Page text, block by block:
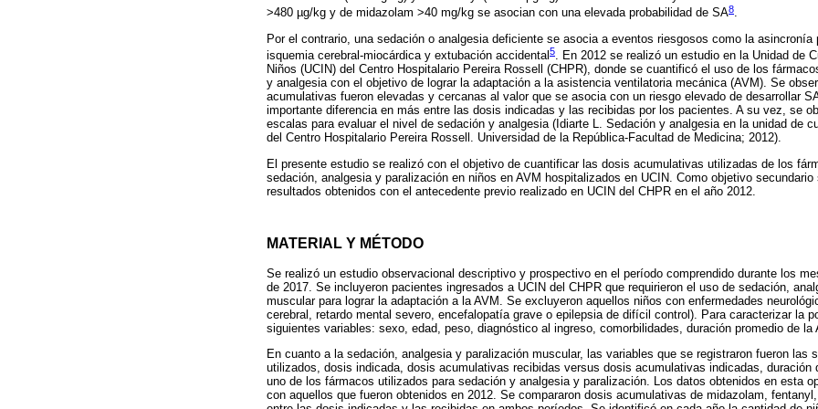
>480 µg/kg y de midazolam >40 mg/kg se asocian con una elevada probabilidad de SA8.
Por el contrario, una sedación o analgesia deficiente se asocia a eventos riesgosos como la asincronía
isquemia cerebral-miocárdica y extubación accidental5. En 2012 se realizó un estudio en la Unidad de
Niños (UCIN) del Centro Hospitalario Pereira Rossell (CHPR), donde se cuantificó el uso de los
y analgesia con el objetivo de lograr la adaptación a la asistencia ventilatoria mecánica (AVM). Se
acumulativas fueron elevadas y cercanas al valor que se asocia con un riesgo elevado de desarrollar
importante diferencia en más entre las dosis indicadas y las recibidas por los pacientes. A su vez, se
escalas para evaluar el nivel de sedación y analgesia (Idiarte L. Sedación y analgesia en la unidad de
del Centro Hospitalario Pereira Rossell. Universidad de la República-Facultad de Medicina; 2012).
El presente estudio se realizó con el objetivo de cuantificar las dosis acumulativas utilizadas de los
sedación, analgesia y paralización en niños en AVM hospitalizados en UCIN. Como objetivo
resultados obtenidos con el antecedente previo realizado en UCIN del CHPR en el año 2012.
MATERIAL Y MÉTODO
Se realizó un estudio observacional descriptivo y prospectivo en el período comprendido durante los
de 2017. Se incluyeron pacientes ingresados a UCIN del CHPR que requirieron el uso de sedación,
muscular para lograr la adaptación a la AVM. Se excluyeron aquellos niños con enfermedades
cerebral, retardo mental severo, encefalopatía grave o epilepsia de difícil control). Para caracterizar la
siguientes variables: sexo, edad, peso, diagnóstico al ingreso, comorbilidades, duración promedio de la
En cuanto a la sedación, analgesia y paralización muscular, las variables que se registraron fueron las
utilizados, dosis indicada, dosis acumulativas recibidas versus dosis acumulativas indicadas, duración
uno de los fármacos utilizados para sedación y analgesia y paralización. Los datos obtenidos en esta
con aquellos que fueron obtenidos en 2012. Se compararon dosis acumulativas de midazolam,